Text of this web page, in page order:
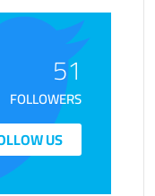
51
FOLLOWERS
US